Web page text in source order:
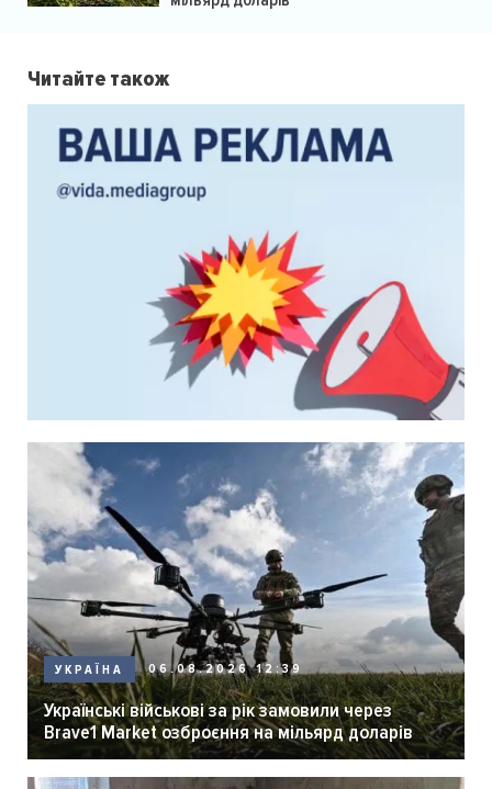
Читайте також
УКРАЇНА 06.08.2026 12:39
Українські військові за рік замовили через
Brave1 Market озброєння на мільярд доларів